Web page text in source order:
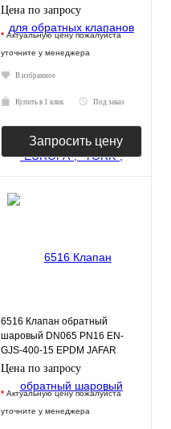
Цена по запросу
* Актуальную цену пожалуйста
уточните у менеджера
В избранное
Купить в 1 клик Под заказ
Запросить цену
6516 Клапан обратный
шаровый DN065 PN16 EN-
GJS-400-15 EPDM JAFAR
Цена по запросу
* Актуальную цену пожалуйста
уточните у менеджера